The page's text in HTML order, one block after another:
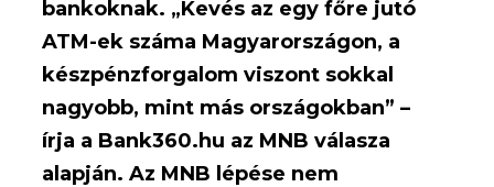
bankoknak. „Kevés az egy főre jutó
ATM-ek száma Magyarországon, a
készpénzforgalom viszont sokkal
nagyobb, mint más országokban” –
írja a Bank360.hu az MNB válasza
alapján. Az MNB lépése nem